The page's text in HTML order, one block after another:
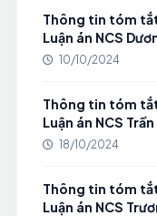
Thông tin tóm
Luận án NCS
10/10/2024
Thông tin tóm
Luận án NCS
18/10/2024
Thông tin tóm
Luận án NCS